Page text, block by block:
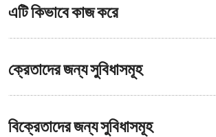
এটি কিভাবে কাজ করে
ক্রেতাদের জন্য সুবিধাসমূহ
বিক্রেতাদের জন্য সুবিধাসমূহ